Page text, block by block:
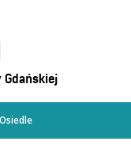
Kontrola biletów
biletów u kierowców
Jaworznicka Karta Miejska
Gdańskiej